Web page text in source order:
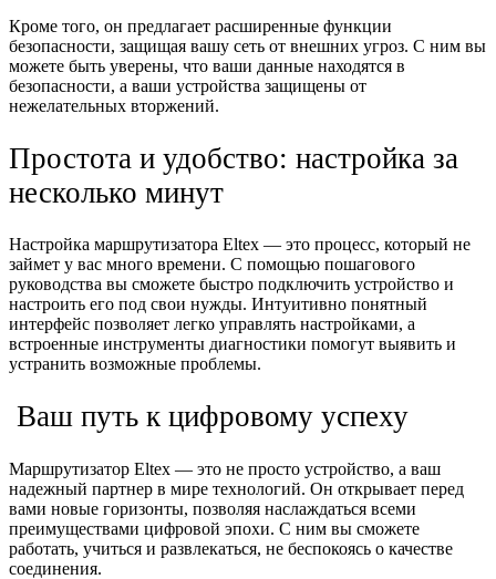
Кроме того, он предлагает расширенные функции
безопасности, защищая вашу сеть от внешних угроз. С ним вы
можете быть уверены, что ваши данные находятся в
безопасности, а ваши устройства защищены от
нежелательных вторжений.
Простота и удобство: настройка за
несколько минут
Настройка маршрутизатора Eltex — это процесс, который не
займет у вас много времени. С помощью пошагового
руководства вы сможете быстро подключить устройство и
настроить его под свои нужды. Интуитивно понятный
интерфейс позволяет легко управлять настройками, а
встроенные инструменты диагностики помогут выявить и
устранить возможные проблемы.
Ваш путь к цифровому успеху
Маршрутизатор Eltex — это не просто устройство, а ваш
надежный партнер в мире технологий. Он открывает перед
вами новые горизонты, позволяя наслаждаться всеми
преимуществами цифровой эпохи. С ним вы сможете
работать, учиться и развлекаться, не беспокоясь о качестве
соединения.